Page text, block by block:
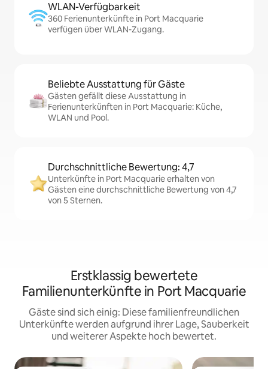
WLAN-Verfügbarkeit
360 Ferienunterkünfte in Port Macquarie
verfügen über WLAN-Zugang.
Beliebte Ausstattung für Gäste
Gästen gefällt diese Ausstattung in
Ferienunterkünften in Port Macquarie: Küche,
WLAN und Pool.
Durchschnittliche Bewertung: 4,7
Unterkünfte in Port Macquarie erhalten von
Gästen eine durchschnittliche Bewertung von 4,7
von 5 Sternen.
Erstklassig bewertete
Familienunterkünfte in Port Macquarie
Gäste sind sich einig: Diese familienfreundlichen
Unterkünfte werden aufgrund ihrer Lage, Sauberkeit
und weiterer Aspekte hoch bewertet.